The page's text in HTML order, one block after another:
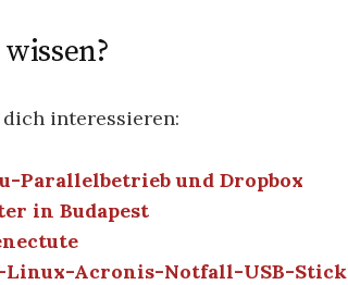
interessieren:
Parallelbetrieb und Dropbox
in Budapest
Linux-Acronis-Notfall-USB-Stick